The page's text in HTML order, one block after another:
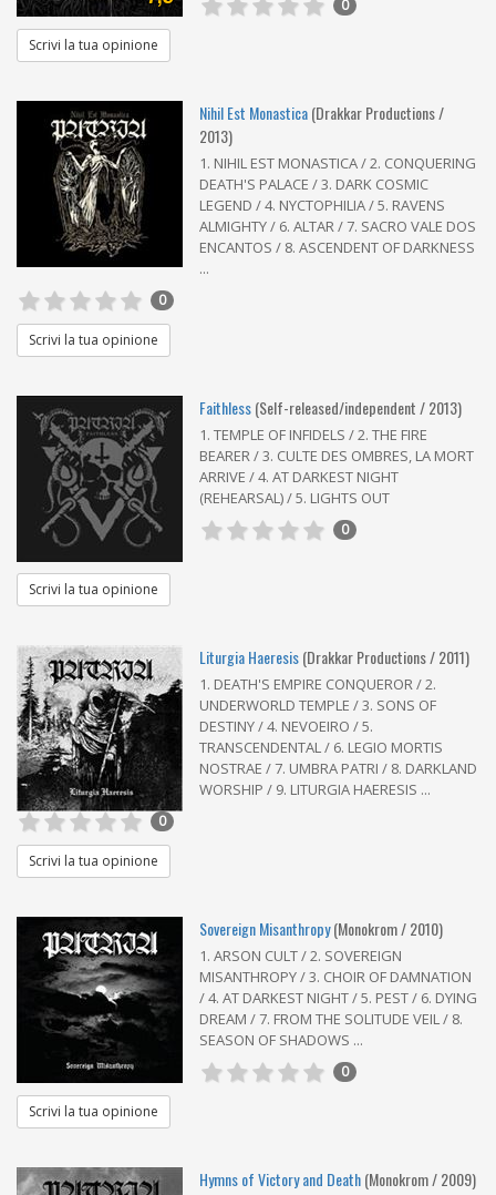
0
Scrivi la tua opinione
Nihil Est Monastica(Drakkar Productions /
2013)
1. NIHIL EST MONASTICA / 2. CONQUERING
DEATH'S PALACE / 3. DARK COSMIC
LEGEND / 4. NYCTOPHILIA / 5. RAVENS
ALMIGHTY / 6. ALTAR / 7. SACRO VALE DOS
ENCANTOS / 8. ASCENDENT OF DARKNESS
...
0
Scrivi la tua opinione
Faithless(Self-released/independent / 2013)
1. TEMPLE OF INFIDELS / 2. THE FIRE
BEARER / 3. CULTE DES OMBRES, LA MORT
ARRIVE / 4. AT DARKEST NIGHT
(REHEARSAL) / 5. LIGHTS OUT
0
Scrivi la tua opinione
Liturgia Haeresis(Drakkar Productions / 2011)
1. DEATH'S EMPIRE CONQUEROR / 2.
UNDERWORLD TEMPLE / 3. SONS OF
DESTINY / 4. NEVOEIRO / 5.
TRANSCENDENTAL / 6. LEGIO MORTIS
NOSTRAE / 7. UMBRA PATRI / 8. DARKLAND
WORSHIP / 9. LITURGIA HAERESIS ...
0
Scrivi la tua opinione
Sovereign Misanthropy(Monokrom / 2010)
1. ARSON CULT / 2. SOVEREIGN
MISANTHROPY / 3. CHOIR OF DAMNATION
/ 4. AT DARKEST NIGHT / 5. PEST / 6. DYING
DREAM / 7. FROM THE SOLITUDE VEIL / 8.
SEASON OF SHADOWS ...
0
Scrivi la tua opinione
Hymns of Victory and Death(Monokrom / 2009)